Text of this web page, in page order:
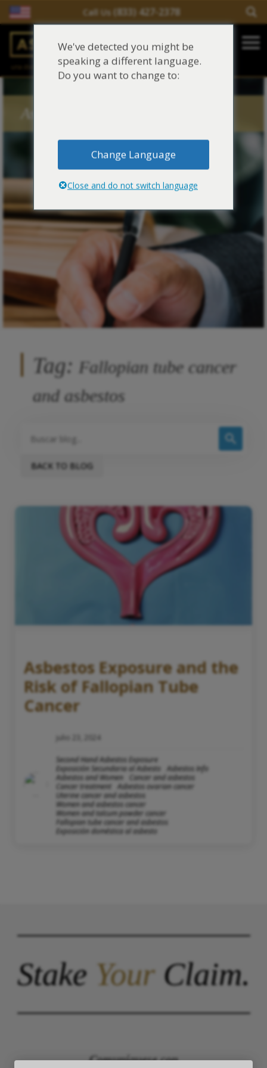
Call Us (833) 427-2378
Salir del contenido
Main Navigation
Justinian C. Lane, Esq. – PLLC
Reclamaciones de asbesto/mesotelioma
Fuentes de exposición al asbesto
Síntomas y tratamiento del asbesto
Centro de aprendizaje de asbesto
Blog de Asbestos
Asbestos Blog Tags
Tag: Fallopian tube cancer
and asbestos
BACK TO BLOG
Asbestos Exposure and the
Risk of Fallopian Tube
Cancer
julio 23, 2024
Second Hand Asbestos Exposure
Exposición Secundaria al Asbesto
Asbestos Info
Asbestos and Women
Cancer and asbestos
Cancer treatment
Asbestos ovarian cancer
Uterine cancer and asbestos
Women and asbestos cancer
Women and talcum powder cancer
Fallopian tube cancer and asbestos
Exposición doméstica al asbesto
StakeYourClaim.
Comuníquese con
We've detected you might be
speaking a different language.
Do you want to change to:
Change Language
Close and do not switch language